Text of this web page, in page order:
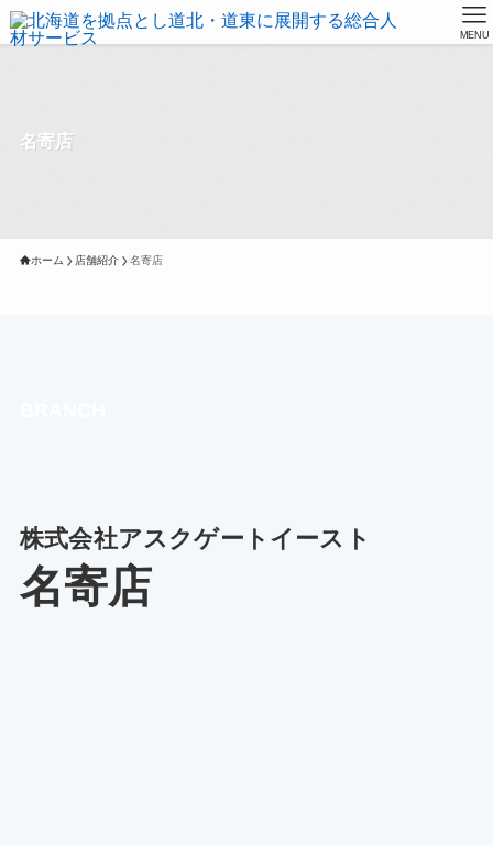
MENU
名寄店
ホーム 店舗紹介 名寄店
株式会社アスクゲートイースト
名寄店